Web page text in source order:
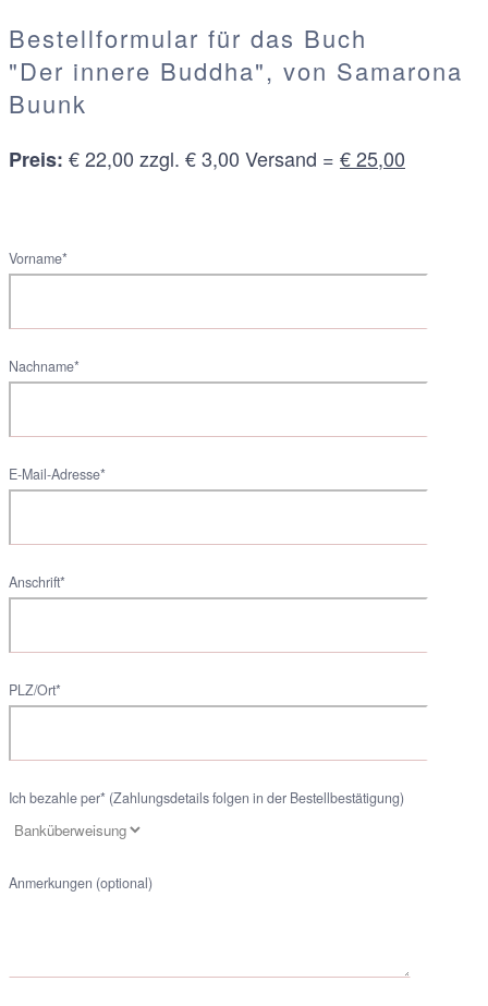
Bestellformular für das Buch
"Der innere Buddha", von Samarona
Buunk
Preis: € 22,00 zzgl. € 3,00 Versand = € 25,00
Vorname*
Nachname*
E-Mail-Adresse*
Anschrift*
PLZ/Ort*
Ich bezahle per* (Zahlungsdetails folgen in der Bestellbestätigung)
Anmerkungen (optional)